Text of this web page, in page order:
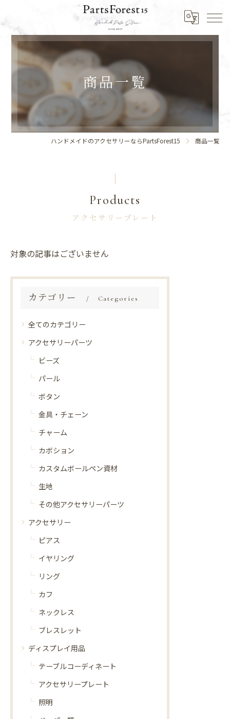
商品一覧
ハンドメイドのアクセサリーならPartsForest15 商品一覧
Products
アクセサリープレート
対象の記事はございません
カテゴリー Categories
全てのカテゴリー
アクセサリーパーツ
ビーズ
パール
ボタン
金具・チェーン
チャーム
カボション
カスタムボールペン資材
生地
その他アクセサリーパーツ
アクセサリー
ピアス
イヤリング
リング
カフ
ネックレス
ブレスレット
ディスプレイ用品
テーブルコーディネート
アクセサリープレート
照明